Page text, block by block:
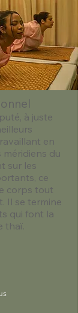
à juste
en
du
sur les
ce
corps tout
Il se termine
qui font la
thaï.